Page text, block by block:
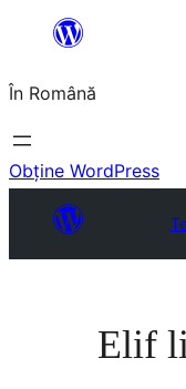
conținut
În Română
Obține WordPress
Elif